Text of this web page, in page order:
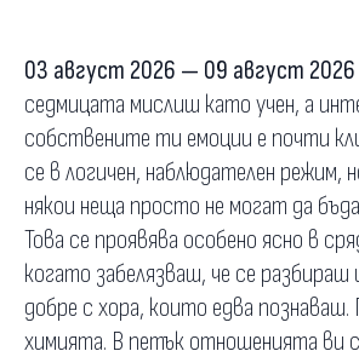
03 август 2026 — 09 август 2026
седмицата мислиш като учен, а
собствените ти емоции е почти
се в логичен, наблюдателен режим,
някои неща просто не могат да
Това се проявява особено ясно в
когато забелязваш, че се
добре с хора, които едва
химията. В петък отношенията ви